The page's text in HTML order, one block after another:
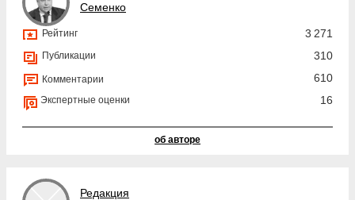
Семенко
Рейтинг 3 271
Публикации 310
Комментарии 610
Экспертные оценки 16
об авторе
Редакция